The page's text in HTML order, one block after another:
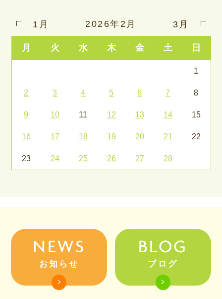
2026年2月
月 火 水 木 金 土 日
1月 3月
1
2 3 4 5 6 7 8
9 10 11 12 13 14 15
16 17 18 19 20 21 22
23 24 25 26 27 28
NEWS
お知らせ
BLOG
ブログ